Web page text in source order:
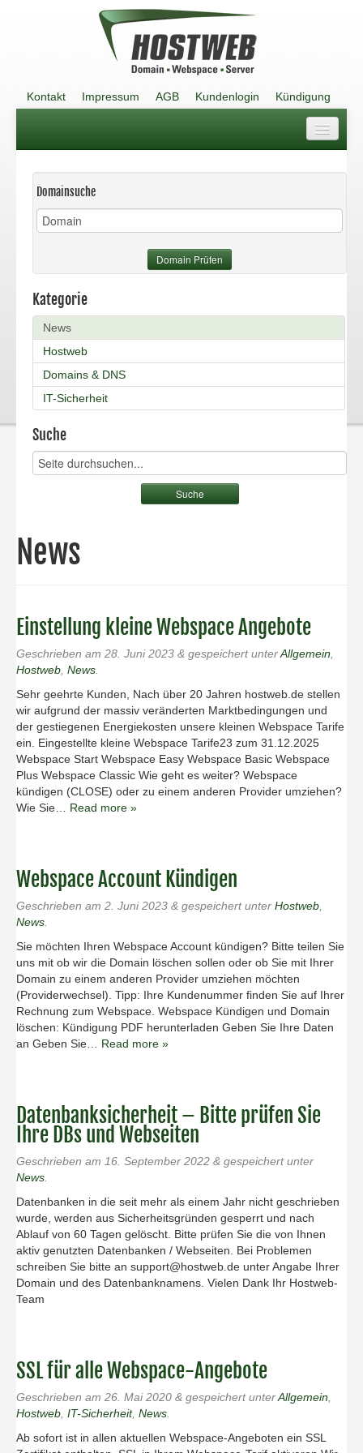
Kontakt Impressum AGB Kundenlogin Kündigung
Impressum
AGB
Kündigung
Domainsuche
Domain Prüfen
Kategorie
News
Hostweb
Domains & DNS
IT-Sicherheit
Suche
News
Einstellung kleine Webspace Angebote
Geschrieben am 28. Juni 2023 & gespeichert unterAllgemein
Hostweb News
Sehr geehrte Kunden, Nach über 20 Jahren hostweb.de stellen
wir aufgrund der massiv veränderten Marktbedingungen und
der gestiegenen Energiekosten unsere kleinen Webspace Tarife
ein. Eingestellte kleine Webspace Tarife23 zum 31.12.2025
Webspace Start Webspace Easy Webspace Basic Webspace
Plus Webspace Classic Wie geht es weiter? Webspace
kündigen (CLOSE) oder zu einem anderen Provider umziehen?
Wie Sie… Read more »
Webspace Account Kündigen
Geschrieben am 2. Juni 2023 & gespeichert unter Hostweb
News
Sie möchten Ihren Webspace Account kündigen? Bitte teilen Sie
uns mit ob wir die Domain löschen sollen oder ob Sie mit Ihrer
Domain zu einem anderen Provider umziehen möchten
(Providerwechsel). Tipp: Ihre Kundenummer finden Sie auf Ihrer
Rechnung zum Webspace. Webspace Kündigen und Domain
löschen: Kündigung PDF herunterladen Geben Sie Ihre Daten
an Geben Sie… Read more »
Datenbanksicherheit – Bitte prüfen Sie
Ihre DBs und Webseiten
Geschrieben am 16. September 2022 & gespeichert unter
News
Datenbanken in die seit mehr als einem Jahr nicht geschrieben
wurde, werden aus Sicherheitsgründen gesperrt und nach
Ablauf von 60 Tagen gelöscht. Bitte prüfen Sie die von Ihnen
aktiv genutzten Datenbanken / Webseiten. Bei Problemen
schreiben Sie bitte an support@hostweb.de unter Angabe Ihrer
Domain und des Datenbanknamens. Vielen Dank Ihr Hostweb-
Team
SSL für alle Webspace-Angebote
Geschrieben am 26. Mai 2020 & gespeichert unterAllgemein
Hostweb IT-Sicherheit, News
Ab sofort ist in allen aktuellen Webspace-Angeboten ein SSL